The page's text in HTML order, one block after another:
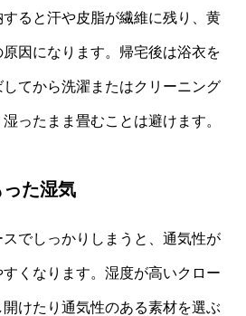
ると汗や皮脂が繊維に残り、黄
因になります。帰宅後は浴衣を
てから洗濯またはクリーニング
ったまま畳むことは避けます。
た湿気
でしっかりしまうと、通気性が
くなります。湿度が高いクロー
けたり通気性のある素材を選ぶ